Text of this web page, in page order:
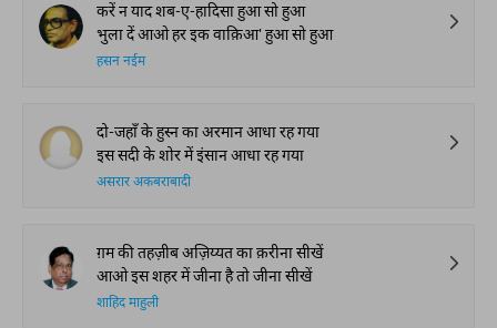
करें न याद शब-ए-हादिसा हुआ सो हुआ
भुला दें आओ हर इक वाक़िआ' हुआ सो हुआ
हसन नईम
दो-जहाँ के हुस्न का अरमान आधा रह गया
इस सदी के शोर में इंसान आधा रह गया
असरार अकबराबादी
ग़म की तहज़ीब अज़िय्यत का क़रीना सीखें
आओ इस शहर में जीना है तो जीना सीखें
शाहिद माहुली